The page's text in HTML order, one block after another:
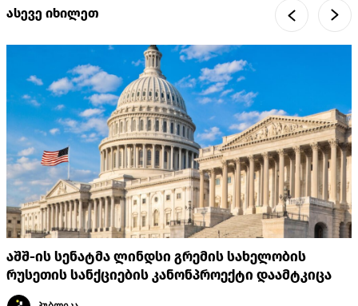
ასევე იხილეთ
აშშ-ის სენატმა ლინდსი გრემის სახელობის
რუსეთის სანქციების კანონპროექტი დაამტკიცა